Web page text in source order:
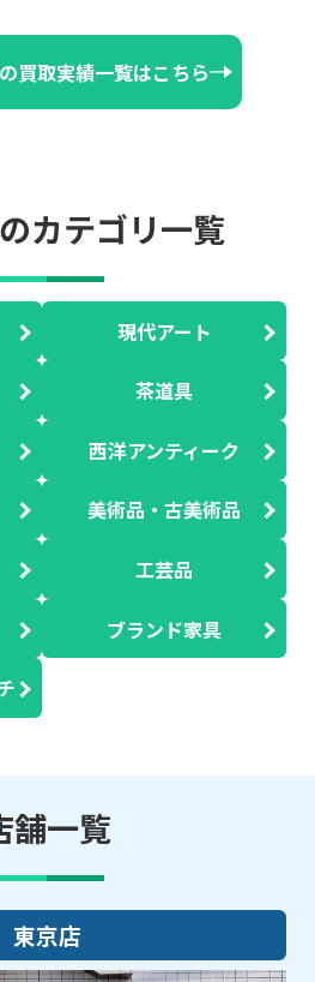
買取実績一覧はこちら
カテゴリ一覧
現代アート
茶道具
西洋アンティーク
美術品・古美術品
工芸品
ブランド家具
舗一覧
大阪店